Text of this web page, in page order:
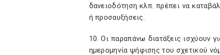
δανειοδότηση κλπ. πρέπει να
ή προσαυξήσεις.
10. Οι παραπάνω διατάξεις ισχύουν
ημερομηνία ψήφισης του σχετικού